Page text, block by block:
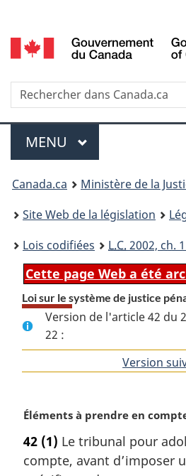
au
de
la
selection
Recherche
Menu
MENU PRINCIPAL
You
are
here:
Canada.ca
Ministère de la
Site Web de la législation
Lois codifiées
L.C. 2002, ch.
Cette page Web a été
Loi sur le système de justice
Version de l'article 42 du
22 :
Version
N
t
e
Éléments à prendre en
42 (1) Le tribunal pour
compte, avant d’imposer